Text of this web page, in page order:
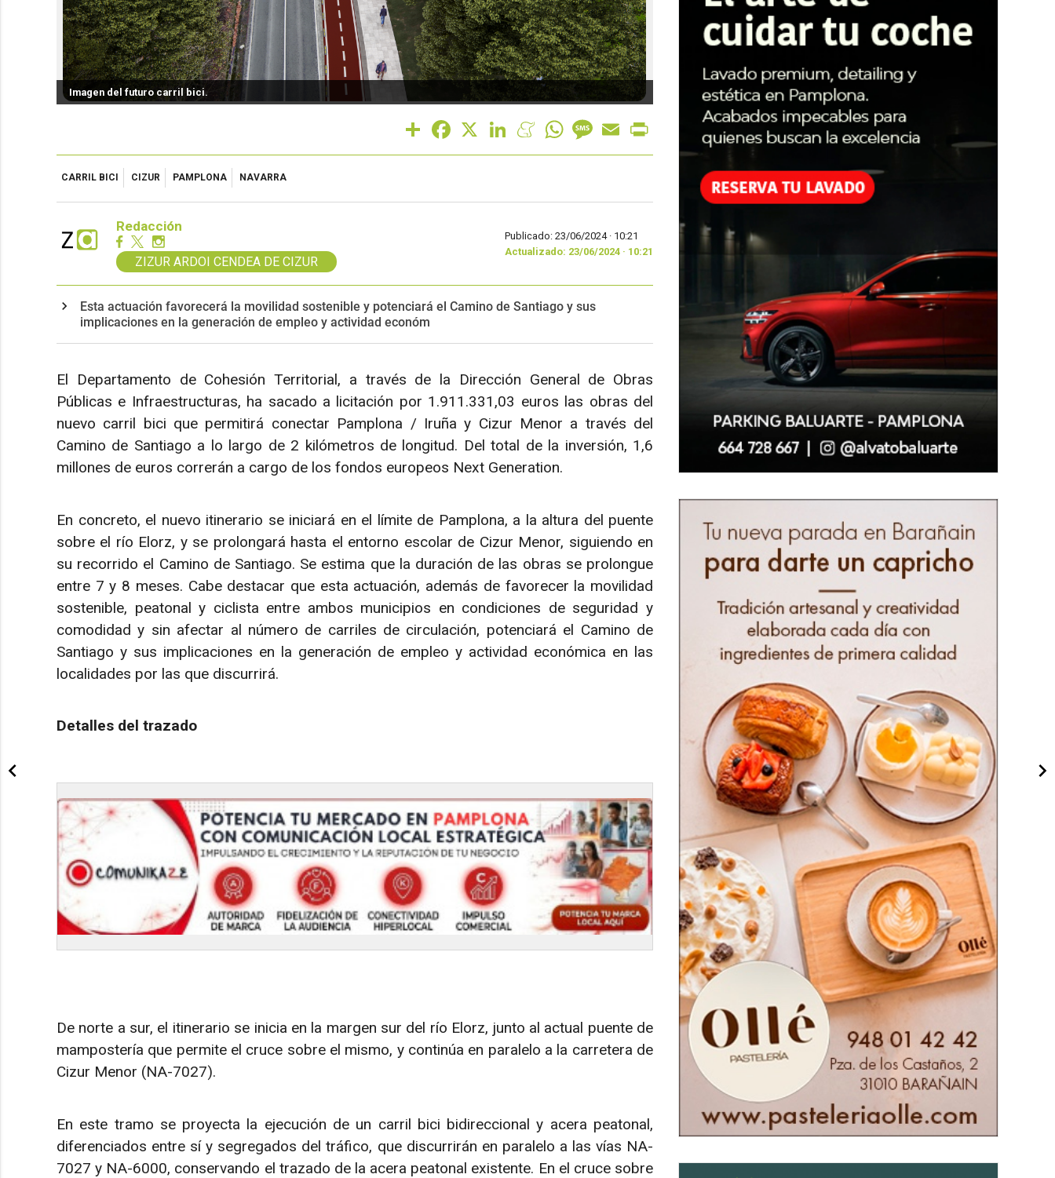
Imagen del futuro carril bici. Imagen del futuro carril bici.
Share Facebook LinkedInMeneameWhatsAppMessage
Email
CARRIL BICI CIZUR PAMPLONA NAVARRA
Redacción
ZIZUR ARDOI CENDEA DE CIZUR
Publicado: 23/06/2024 · 10:21
Actualizado: 23/06/2024 · 10:21
Esta actuación favorecerá la movilidad sostenible y potenciará el Camino de Santiago y sus
implicaciones en la generación de empleo y actividad económ
El Departamento de Cohesión Territorial, a través de la Dirección General de Obras
Públicas e Infraestructuras, ha sacado a licitación por 1.911.331,03 euros las obras del
nuevo carril bici que permitirá conectar Pamplona / Iruña y Cizur Menor a través del
Camino de Santiago a lo largo de 2 kilómetros de longitud. Del total de la inversión, 1,6
millones de euros correrán a cargo de los fondos europeos Next Generation.
En concreto, el nuevo itinerario se iniciará en el límite de Pamplona, a la altura del puente
sobre el río Elorz, y se prolongará hasta el entorno escolar de Cizur Menor, siguiendo en
su recorrido el Camino de Santiago. Se estima que la duración de las obras se prolongue
entre 7 y 8 meses. Cabe destacar que esta actuación, además de favorecer la movilidad
sostenible, peatonal y ciclista entre ambos municipios en condiciones de seguridad y
comodidad y sin afectar al número de carriles de circulación, potenciará el Camino de
Santiago y sus implicaciones en la generación de empleo y actividad económica en las
localidades por las que discurrirá.
Detalles del trazado
De norte a sur, el itinerario se inicia en la margen sur del río Elorz, junto al actual puente de
mampostería que permite el cruce sobre el mismo, y continúa en paralelo a la carretera de
Cizur Menor (NA-7027).
En este tramo se proyecta la ejecución de un carril bici bidireccional y acera peatonal,
diferenciados entre sí y segregados del tráfico, que discurrirán en paralelo a las vías NA-
7027 y NA-6000, conservando el trazado de la acera peatonal existente. En el cruce sobre